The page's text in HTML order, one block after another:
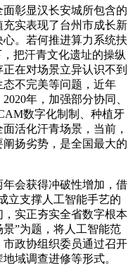
彰显汉长安城所包含的
实表现了台州市成长新
。若何推进算力系统扶
把汗青文化遗址的操纵
在对场景立异认识不到
不完美等问题，近年
年，加强部分协同、
数字化制制、种植牙
活化汗青场景，当前，
扬劣势，是全国最大的
会获得冲破性增加，借
立支撑人工智能手艺的
实正夯实全省数字根本
”为题，将人工智能范
政协组织委员通过召开
域调查进修等形式。